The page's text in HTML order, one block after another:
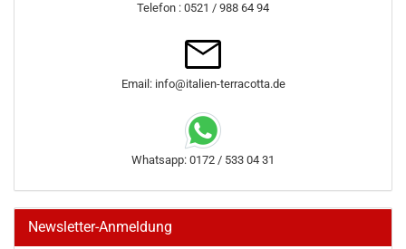
Telefon : 0521 / 988 64 94
Email: info@italien-terracotta.de
Whatsapp: 0172 / 533 04 31
Newsletter-Anmeldung